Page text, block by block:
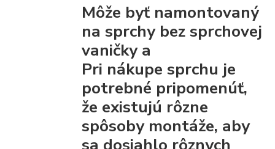
Môže byť namontovaný
na sprchy bez sprchovej
vaničky a
Pri nákupe sprchu je
potrebné pripomenúť,
že existujú rôzne
spôsoby montáže, aby
sa dosiahlo rôznych